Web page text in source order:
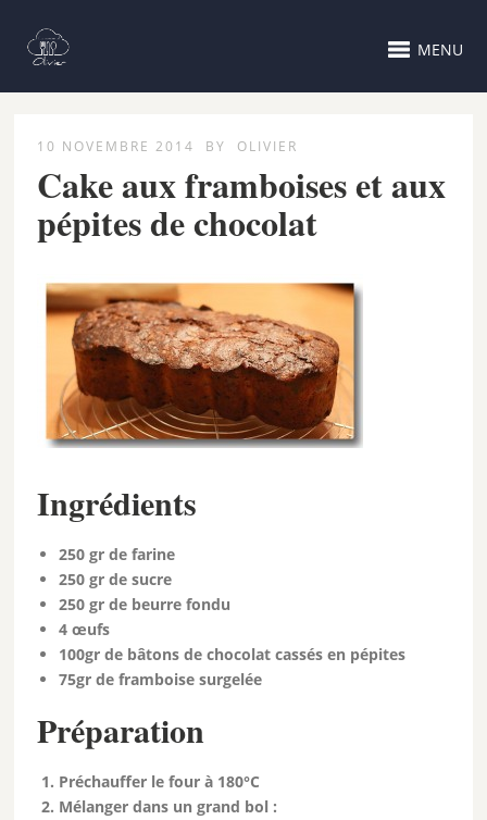
MENU
10 NOVEMBRE 2014 BY OLIVIER
Cake aux framboises et aux
pépites de chocolat
Ingrédients
250 gr de farine
250 gr de sucre
250 gr de beurre fondu
4 œufs
100gr de bâtons de chocolat cassés en pépites
75gr de framboise surgelée
Préparation
Préchauffer le four à 180°C
Mélanger dans un grand bol :